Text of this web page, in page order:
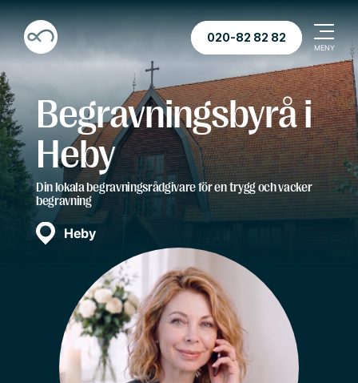
020-82 82 82
Begravningsbyrå i
Heby
Din lokala begravningsrådgivare för en trygg och vacker
begravning
Heby